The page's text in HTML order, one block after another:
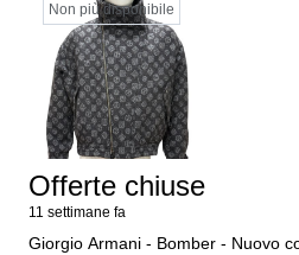
Non più disponibile
Offerte chiuse
11 settimane fa
Giorgio Armani - Bomber - Nuovo